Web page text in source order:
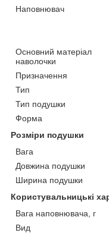
Наповнювач
Основний матеріал
наволочки
Призначення
Тип
Тип подушки
Форма
Розміри подушки
Вага
Довжина подушки
Ширина подушки
Користувальницькі
Вага наповнювача, г
Вид